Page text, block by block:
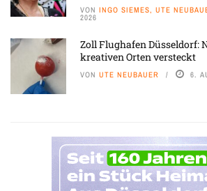
VON INGO SIEMES, UTE
2026
Zoll Flughafen Düsseldorf:
kreativen Orten versteckt
VON UTE NEUBAUER 6.